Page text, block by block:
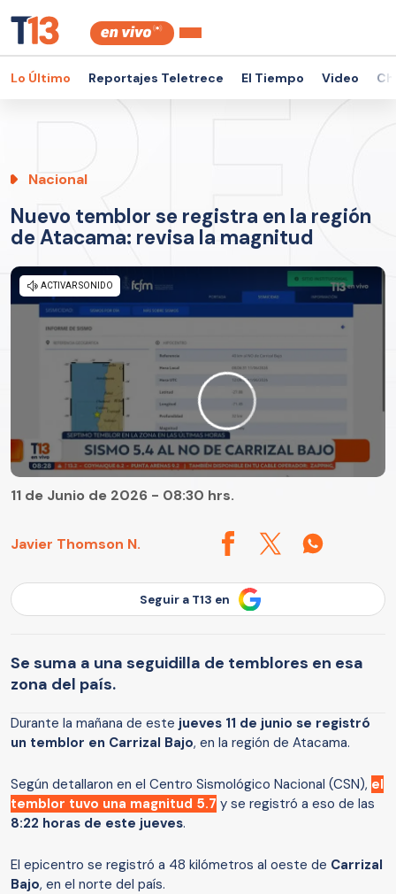
Lo Último Reportajes Teletrece El Tiempo Video
Nacional
Nuevo temblor se registra en la región
de Atacama: revisa la magnitud
Javier Thomson N.
11 de Junio de 2026 - 08:30 hrs.
Seguir a T13 en
Se suma a una seguidilla de temblores en esa
zona del país.
Durante la mañana de este jueves 11 de junio se registró
un temblor en Carrizal Bajo, en la región de Atacama.
Según detallaron en el Centro Sismológico Nacional (CSN), el
temblor tuvo una magnitud 5.7 y se registró a eso de las
8:22 horas de este jueves.
El epicentro se registró a 48 kilómetros al oeste de Carrizal
Bajo, en el norte del país.